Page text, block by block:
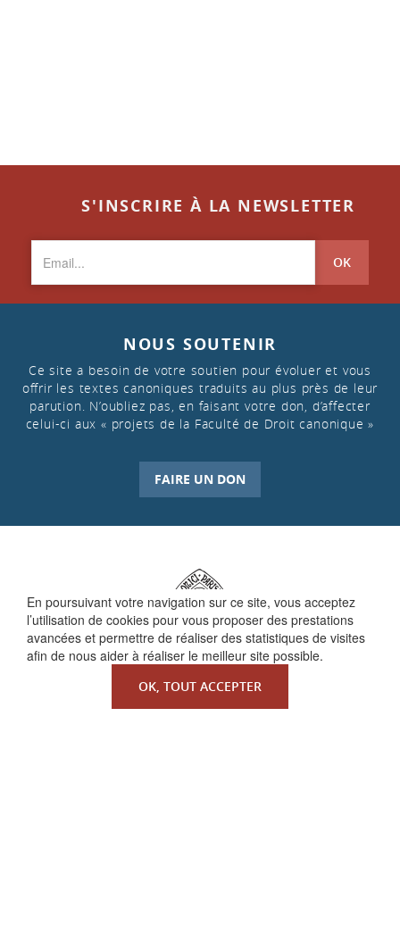
En poursuivant votre navigation sur ce site, vous acceptez
l’utilisation de cookies pour vous proposer des prestations
avancées et permettre de réaliser des statistiques de visites
afin de nous aider à réaliser le meilleur site possible.
OK, TOUT ACCEPTER
S'INSCRIRE À LA NEWSLETTER
OK
NOUS SOUTENIR
Ce site a besoin de votre soutien pour évoluer et vous
offrir les textes canoniques traduits au plus près de leur
parution. N’oubliez pas, en faisant votre don, d’affecter
celui-ci aux « projets de la Faculté de Droit canonique »
FAIRE UN DON